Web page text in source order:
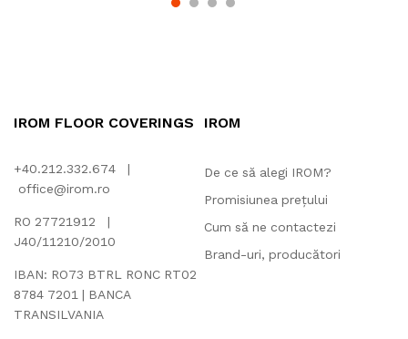
IROM FLOOR COVERINGS
+40.212.332.674 |
office@irom.ro
RO 27721912 |
J40/11210/2010
IBAN: RO73 BTRL RONC RT02
8784 7201 | BANCA
TRANSILVANIA
IROM
De ce să alegi IROM?
Promisiunea prețului
Cum să ne contactezi
Brand-uri, producători